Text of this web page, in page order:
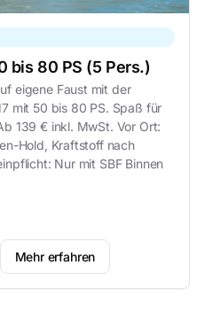
bis 80 PS (5 Pers.)
eigene Faust mit der
mit 50 bis 80 PS. Spaß für
139 € inkl. MwSt. Vor Ort:
Hold, Kraftstoff nach
Nur mit SBF Binnen
Mehr erfahren